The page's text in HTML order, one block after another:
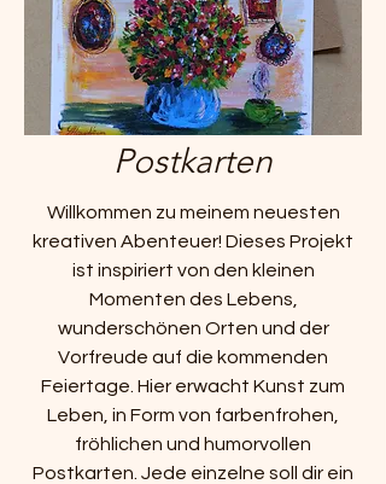
Postkarten
Willkommen zu meinem neuesten
kreativen Abenteuer! Dieses Projekt
ist inspiriert von den kleinen
Momenten des Lebens,
wunderschönen Orten und der
Vorfreude auf die kommenden
Feiertage. Hier erwacht Kunst zum
Leben, in Form von farbenfrohen,
fröhlichen und humorvollen
Postkarten. Jede einzelne soll dir ein